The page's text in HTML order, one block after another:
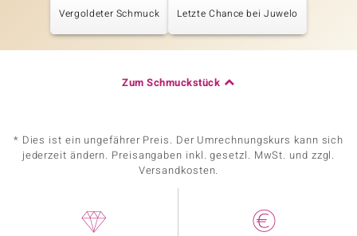
Vergoldeter Schmuck Letzte Chance bei Juwelo
Zum Schmuckstück
* Dies ist ein ungefährer Preis. Der Umrechnungskurs kann sich
jederzeit ändern. Preisangaben inkl. gesetzl. MwSt. und zzgl.
Versandkosten.